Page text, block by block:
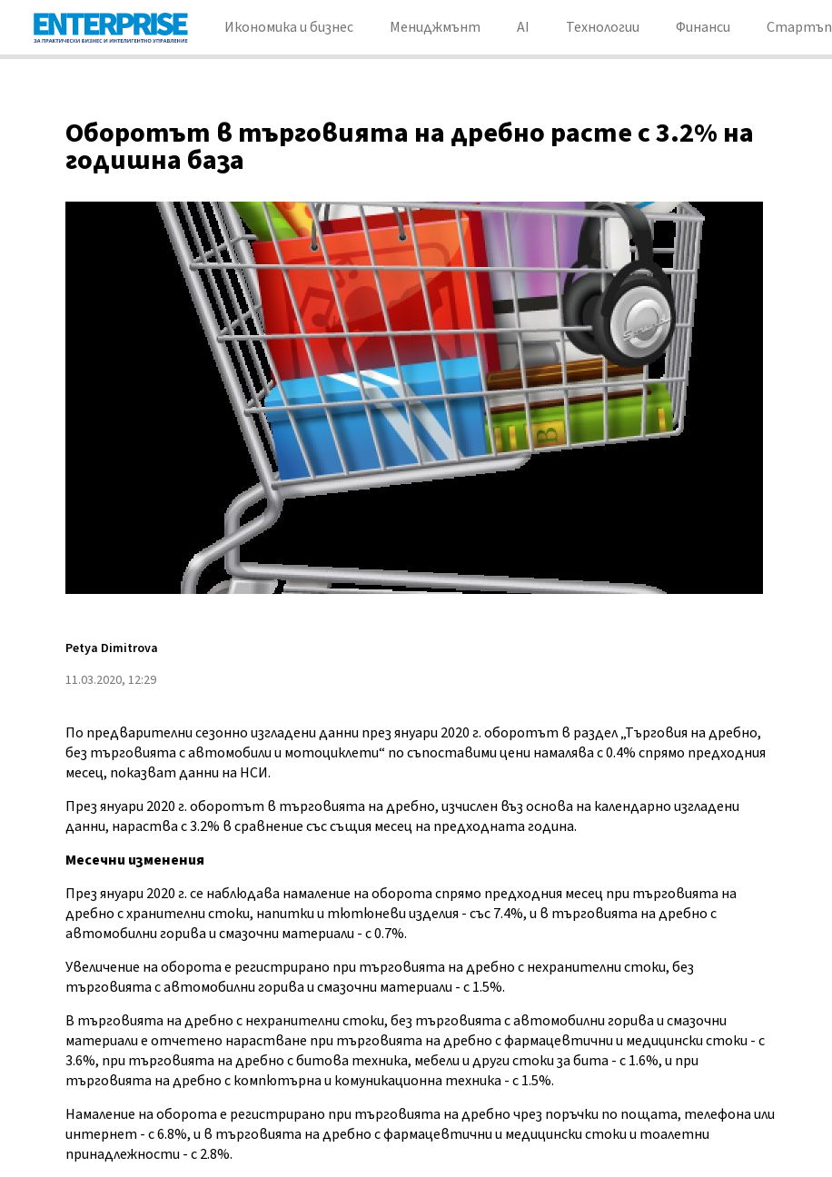
Икономика и бизнес Мениджмънт AI Технологии Финанси Стартъп
Оборотът в търговията на дребно расте с 3.2% на
годишна база
Petya Dimitrova
11.03.2020, 12:29
По предварителни сезонно изгладени данни през януари 2020 г. оборотът в раздел „Търговия на дребно,
без търговията с автомобили и мотоциклети“ по съпоставими цени намалява с 0.4% спрямо предходния
месец, показват данни на НСИ.
През януари 2020 г. оборотът в търговията на дребно, изчислен въз основа на календарно изгладени
данни, нараства с 3.2% в сравнение със същия месец на предходната година.
Месечни изменения
През януари 2020 г. се наблюдава намаление на оборота спрямо предходния месец при търговията на
дребно с хранителни стоки, напитки и тютюневи изделия - със 7.4%, и в търговията на дребно с
автомобилни горива и смазочни материали - с 0.7%.
Увеличение на оборота е регистрирано при търговията на дребно с нехранителни стоки, без
търговията с автомобилни горива и смазочни материали - с 1.5%.
В търговията на дребно с нехранителни стоки, без търговията с автомобилни горива и смазочни
материали е отчетено нарастване при търговията на дребно с фармацевтични и медицински стоки - с
3.6%, при търговията на дребно с битова техника, мебели и други стоки за бита - с 1.6%, и при
търговията на дребно с компютърна и комуникационна техника - с 1.5%.
Намаление на оборота е регистрирано при търговията на дребно чрез поръчки по пощата, телефона или
интернет - с 6.8%, и в търговията на дребно с фармацевтични и медицински стоки и тоалетни
принадлежности - с 2.8%.